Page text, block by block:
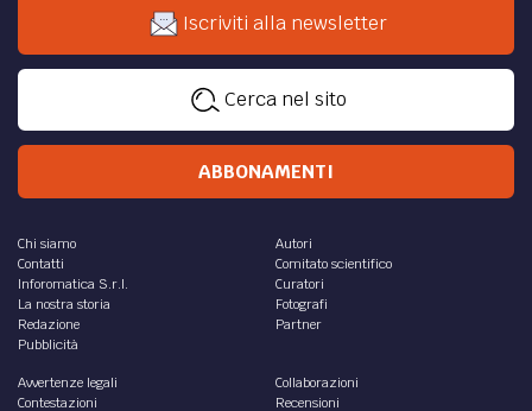
Iscriviti alla newsletter
Cerca nel sito
ABBONAMENTI
Chi siamo
Contatti
Inforomatica S.r.l.
La nostra storia
Redazione
Pubblicità
Autori
Comitato scientifico
Curatori
Fotografi
Partner
Avvertenze legali
Contestazioni
Collaborazioni
Recensioni